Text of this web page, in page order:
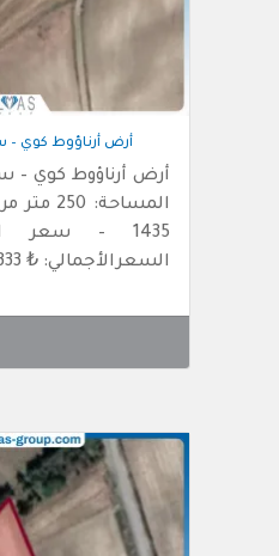
أرض أرناؤوط كوي –
أرض أرناؤوط كوي –
السعرالأجمالي: ₺ 2.083.333